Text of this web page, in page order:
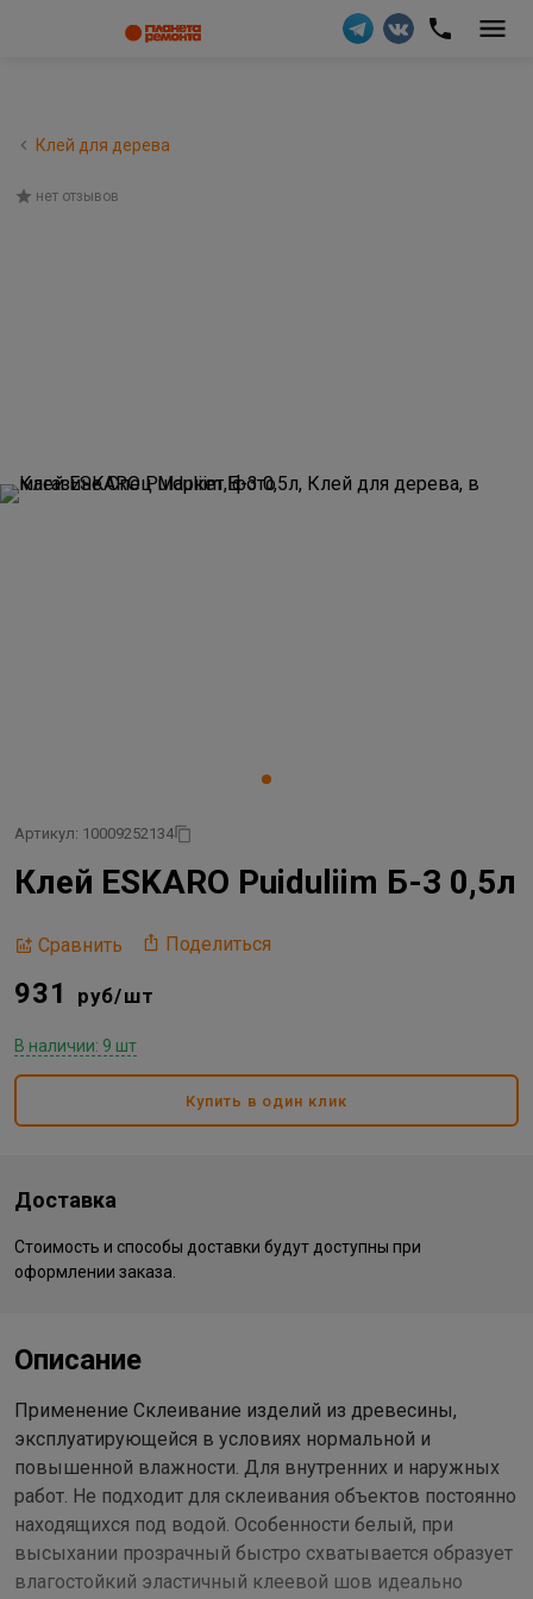
Клей для дерева
нет отзывов
Артикул: 10009252134
Клей ESKARO Puiduliim Б-3 0,5л
Сравнить Поделиться
931 руб/шт
В наличии: 9 шт
Купить в один клик
Доставка
Стоимость и способы доставки будут доступны при
оформлении заказа.
Описание
Применение Склеивание изделий из древесины,
эксплуатирующейся в условиях нормальной и
повышенной влажности. Для внутренних и наружных
работ. Не подходит для склеивания объектов постоянно
находящихся под водой. Особенности белый, при
высыхании прозрачный быстро схватывается образует
влагостойкий эластичный клеевой шов идеально